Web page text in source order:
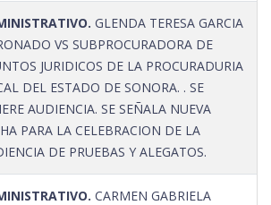
GLENDA TERESA GARCIA
VS SUBPROCURADORA DE
JURIDICOS DE LA PROCURADURIA
DEL ESTADO DE SONORA. . SE
AUDIENCIA. SE SEÑALA NUEVA
PARA LA CELEBRACION DE LA
DE PRUEBAS Y ALEGATOS.
CARMEN GABRIELA